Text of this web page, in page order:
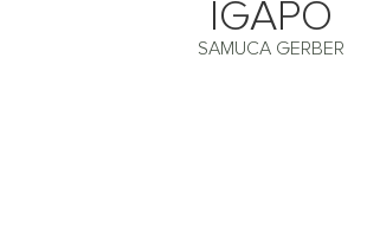
IGAPÓ
SAMUCA GERBER